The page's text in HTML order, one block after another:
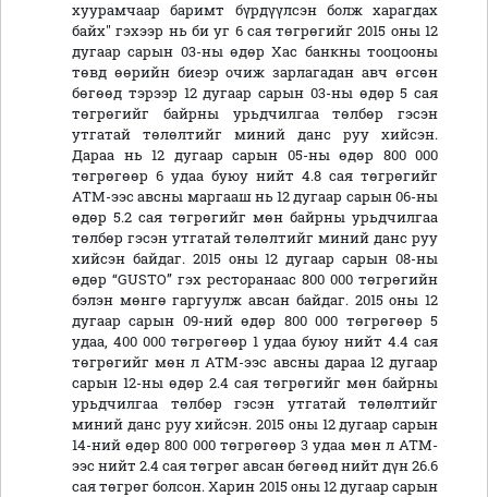
хуурамчаар баримт бүрдүүлсэн болж харагдах
байх" гэхээр нь би уг 6 сая төгрөгийг 2015 оны 12
дугаар сарын 03-ны өдөр Хас банкны тооцооны
төвд өөрийн биеэр очиж зарлагадан авч өгсөн
бөгөөд тэрээр 12 дугаар сарын 03-ны өдөр 5 сая
төгрөгийг байрны урьдчилгаа төлбөр гэсэн
утгатай төлөлтийг миний данс руу хийсэн.
Дараа нь 12 дугаар сарын 05-ны өдөр 800 000
төгрөгөөр 6 удаа буюу нийт 4.8 сая төгрөгийг
АТМ-ээс авсны маргааш нь 12 дугаар сарын 06-ны
өдөр 5.2 сая төгрөгийг мөн байрны урьдчилгаа
төлбөр гэсэн утгатай төлөлтийг миний данс руу
хийсэн байдаг. 2015 оны 12 дугаар сарын 08-ны
өдөр “GUSTO” гэх ресторанаас 800 000 төгрөгийн
бэлэн мөнгө гаргуулж авсан байдаг. 2015 оны 12
дугаар сарын 09-ний өдөр 800 000 төгрөгөөр 5
удаа, 400 000 төгрөгөөр 1 удаа буюу нийт 4.4 сая
төгрөгийг мөн л АТМ-ээс авсны дараа 12 дугаар
сарын 12-ны өдөр 2.4 сая төгрөгийг мөн байрны
урьдчилгаа төлбөр гэсэн утгатай төлөлтийг
миний данс руу хийсэн. 2015 оны 12 дугаар сарын
14-ний өдөр 800 000 төгрөгөөр 3 удаа мөн л ATM-
ээc нийт 2.4 сая төгрөг авсан бөгөөд нийт дүн 26.6
сая төгрөг болсон. Харин 2015 оны 12 дугаар сарын